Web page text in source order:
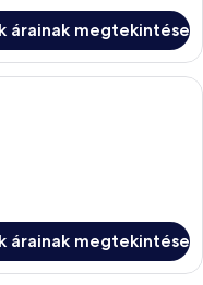
árainak megtekintése
szoba, amelyben
árainak megtekintése